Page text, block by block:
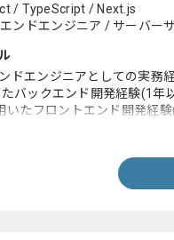
/ TypeScript / Next.js
ンドエンジニア / サーバー
ドエンジニアとしての実務
たバックエンド開発経験(1年
いたフロントエンド開発経